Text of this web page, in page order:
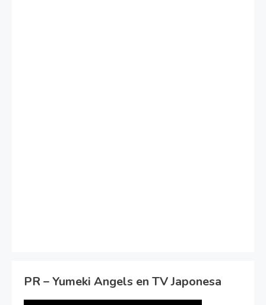
PR – Yumeki Angels en TV Japonesa